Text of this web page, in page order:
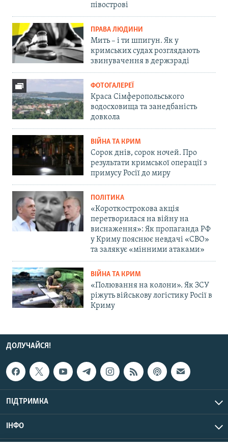
півострові
ПРАВА ЛЮДИНИ
Мить – і ти шпигун. Як у
кримських судах розглядають
звинувачення в держзраді
ФОТОГАЛЕРЕЇ
Краса Сімферопольського
водосховища та занедбаність
довкола
ВІЙНА ТА КРИМ
Сорок днів, сорок ночей. Про
результати кримської операції з
примусу Росії до миру
ПОЛІТИКА
«Короткострокова акція
перетворилася на війну на
виснаження»: Як пропаганда РФ
у Криму пояснює невдачі «СВО»
та залякує «мінними атаками»
ВІЙНА ТА КРИМ
«Полювання на колони». Як ЗСУ
ріжуть військову логістику Росії в
Криму
ДОЛУЧАЙСЯ!
ПІДТРИМКА
ІНФО